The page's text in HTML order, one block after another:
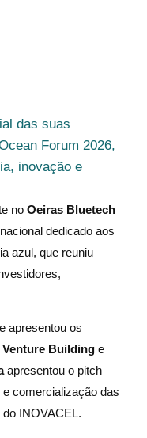
das suas
Forum 2026,
inovação e
noOeiras Bluetech
dedicado aos
azul, que reuniu
apresentou os
Venture Building e
apresentou o pitch
comercialização das
INOVACEL.